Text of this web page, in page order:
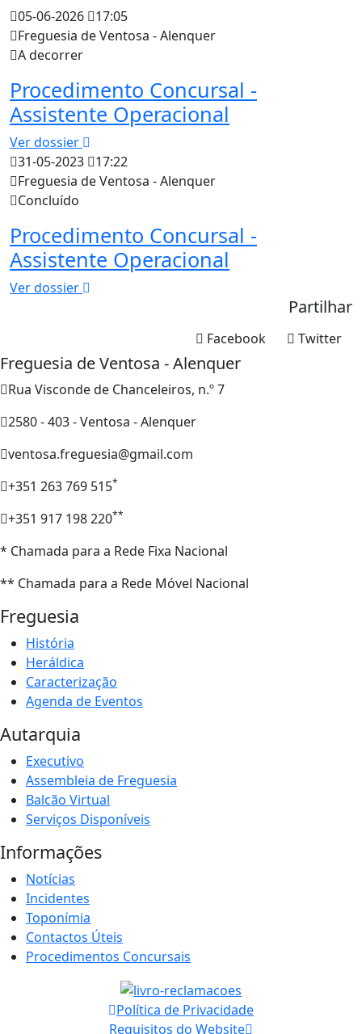
05-06-2026
17:05
Freguesia de Ventosa - Alenquer
A decorrer
Procedimento Concursal -
Assistente Operacional
Ver dossier
31-05-2023
17:22
Freguesia de Ventosa - Alenquer
Concluído
Procedimento Concursal -
Assistente Operacional
Ver dossier
Partilhar
Twitter
Facebook
Freguesia de Ventosa - Alenquer
Rua Visconde de Chanceleiros, n.º 7
2580 - 403 - Ventosa - Alenquer
ventosa.freguesia@gmail.com
+351 263 769 515*
+351 917 198 220**
* Chamada para a Rede Fixa Nacional
** Chamada para a Rede Móvel Nacional
Freguesia
História
Heráldica
Caracterização
Agenda de Eventos
Autarquia
Executivo
Assembleia de Freguesia
Balcão Virtual
Serviços Disponíveis
Informações
Notícias
Incidentes
Toponímia
Contactos Úteis
Procedimentos Concursais
Política de Privacidade
Requisitos do Website